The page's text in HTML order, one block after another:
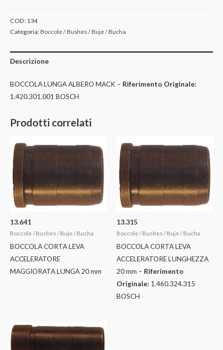
COD: 134
Categoria:Boccole / Bushes / Buje / Bucha
Descrizione
BOCCOLA LUNGA ALBERO MACK – Riferimento Originale:
1.420.301.001 BOSCH
Prodotti correlati
13.641
Boccole / Bushes / Buje / Bucha
BOCCOLA CORTA LEVA
ACCELERATORE
MAGGIORATA LUNGA 20 mm
13.315
Boccole / Bushes / Buje / Bucha
BOCCOLA CORTA LEVA
ACCELERATORE LUNGHEZZA
20 mm – Riferimento
Originale: 1.460.324.315
BOSCH